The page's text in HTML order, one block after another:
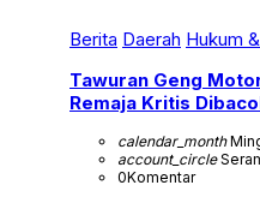
Berita Daerah Hukum
Tawuran Geng
Remaja Kritis
calendar_month
account_circle
0Komentar